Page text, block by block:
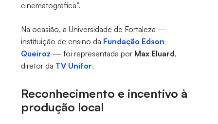
cinematográfica”.
Na ocasião, a Universidade de Fortaleza —
instituição de ensino da Fundação Edson
Queiroz — foi representada por Max Eluard,
diretor da TV Unifor.
Reconhecimento e incentivo à
produção local